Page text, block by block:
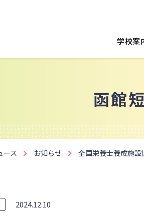
学校案
函館
ース お知らせ 全国栄養士養成施
2024.12.10